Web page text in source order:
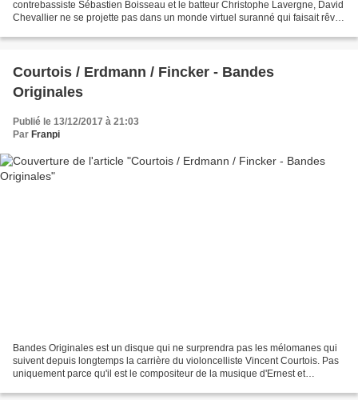
contrebassiste Sébastien Boisseau et le batteur Christophe Lavergne, David
Chevallier ne se projette pas dans un monde virtuel suranné qui faisait rêver
Courtois / Erdmann / Fincker - Bandes
Originales
Publié le 13/12/2017 à 21:03
Par Franpi
Bandes Originales est un disque qui ne surprendra pas les mélomanes qui
suivent depuis longtemps la carrière du violoncelliste Vincent Courtois. Pas
uniquement parce qu'il est le compositeur de la musique d'Ernest et